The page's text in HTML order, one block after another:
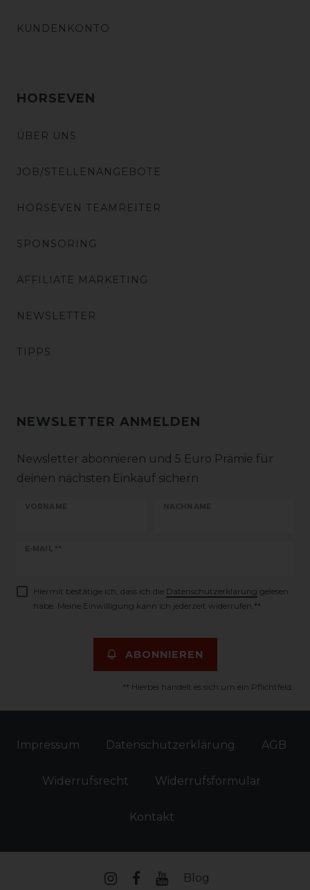
KUNDENKONTO
HORSEVEN
ÜBER UNS
JOB/STELLENANGEBOTE
HORSEVEN TEAMREITER
SPONSORING
AFFILIATE MARKETING
NEWSLETTER
TIPPS
NEWSLETTER ANMELDEN
Newsletter abonnieren und 5 Euro Prämie für
deinen nächsten Einkauf sichern
VORNAME NACHNAME
E-MAIL **
Newsletter
Hiermit bestätige ich, dass ich die Daten­schutz­erklärung gelesen
habe. Meine Einwilligung kann ich jederzeit widerrufen.**
ABONNIEREN
** Hierbei handelt es sich um ein Pflichtfeld.
Impressum Daten­schutz­erklärung AGB
Widerrufs­recht Widerrufs­formular
Kontakt
Blog